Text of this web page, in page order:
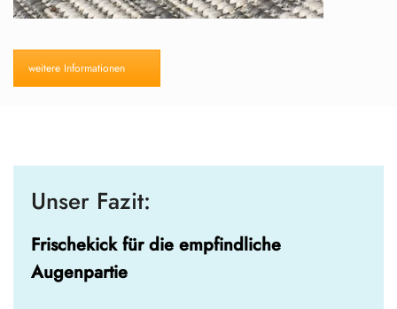
weitere Informationen
Unser Fazit:
Frischekick für die empfindliche
Augenpartie